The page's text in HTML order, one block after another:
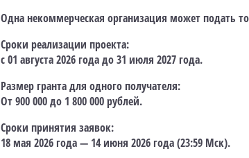
Одна некоммерческая организация может подать
Сроки реализации проекта:
с 01 августа 2026 года до 31 июля 2027 года.
Размер гранта для одного получателя:
От 900 000 до 1 800 000 рублей.
Сроки принятия заявок:
18 мая 2026 года — 14 июня 2026 года (23:59 Мск).